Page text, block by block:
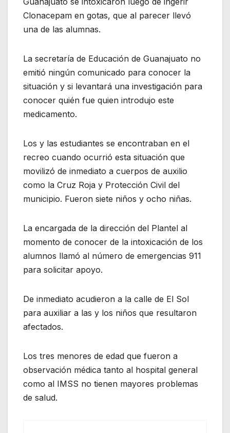
Clonacepam en gotas, que al parecer llevó
una de las alumnas.
La secretaría de Educación de Guanajuato no
emitió ningún comunicado para conocer la
situación y si levantará una investigación para
conocer quién fue quien introdujo este
medicamento.
Los y las estudiantes se encontraban en el
recreo cuando ocurrió esta situación que
movilizó de inmediato a cuerpos de auxilio
como la Cruz Roja y Protección Civil del
municipio. Fueron siete niños y ocho niñas.
La encargada de la dirección del Plantel al
momento de conocer de la intoxicación de los
alumnos llamó al número de emergencias 911
para solicitar apoyo.
De inmediato acudieron a la calle de El Sol
para auxiliar a las y los niños que resultaron
afectados.
Los tres menores de edad que fueron a
observación médica tanto al hospital general
como al IMSS no tienen mayores problemas
de salud.